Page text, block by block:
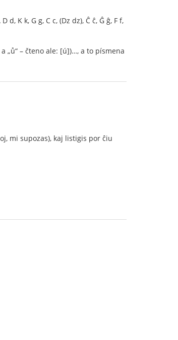
K k, G g, C c, (Dz dz), Ĉ ĉ, Ĝ ĝ, F f,
„ů“ – čteno ale: [ú])…, a to písmena
mi supozas), kaj listigis por ĉiu